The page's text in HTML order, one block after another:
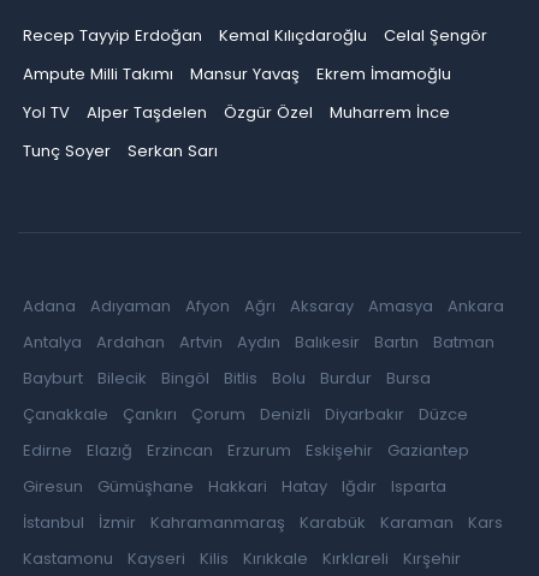
Recep Tayyip Erdoğan Kemal Kılıçdaroğlu
Celal Şengör
Ampute Milli Takımı
Mansur Yavaş
Ekrem İmamoğlu
Yol TV
Alper Taşdelen Özgür Özel
Muharrem İnce
Tunç Soyer
Serkan Sarı
Adana Adıyaman Afyon Ağrı Aksaray Amasya
Ankara
Antalya
Ardahan Artvin Aydın Balıkesir Bartın
Batman
Bayburt
Bilecik Bingöl Bitlis Bolu Burdur
Bursa
Çanakkale
Çankırı Çorum Denizli Diyarbakır
Düzce
Edirne
Elazığ Erzincan Erzurum Eskişehir
Gaziantep
Giresun
Gümüşhane Hakkari Hatay Iğdır
Isparta
İstanbul
İzmir Kahramanmaraş Karabük Karaman
Kars
Kastamonu
Kayseri Kilis Kırıkkale Kırklareli Kırşehir